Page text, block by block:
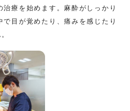
療を始めます。麻酔がしっかり
目が覚めたり、痛みを感じたり